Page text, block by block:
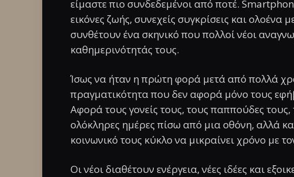
είμαστε πιο συνδεδεμένοι από ποτέ.
εικόνες ζωής, συνεχείς συγκρίσεις και
συνθέτουν ένα σκηνικό που πολλοί νέοι
καθημερινότητάς τους.
Ίσως να ήταν η πρώτη φορά μετά από πολλά
πραγματικότητα που δεν αφορά μόνο τους
Αφορά τους γονείς τους, τους παππούδες
ολόκληρες ημέρες πίσω από μια οθόνη, αλλά
κοινωνικό τους κύκλο να μικραίνει χρόνο με
Οι νέοι διαθέτουν ενέργεια, νέες ιδέες και